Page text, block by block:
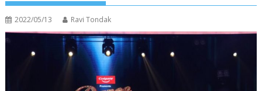
2022/05/13 Ravi Tondak